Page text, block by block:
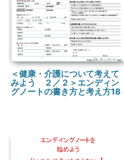
＜健康・介護について考えて
みよう ２／２＞エンディン
グノートの書き方と考え方18